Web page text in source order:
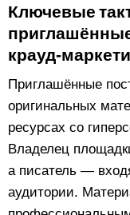
Ключевые
Приглашённые
оригинальных
ресурсах со
Владелец
а писатель —
аудитории.